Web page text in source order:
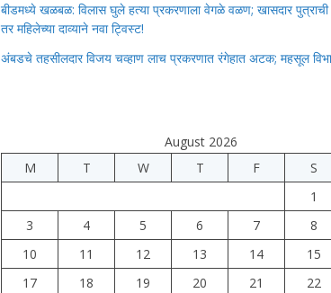
बीडमध्ये खळबळ: विलास घुले हत्या प्रकरणाला वेगळे वळण; खासदार
तर महिलेच्या दाव्याने नवा ट्विस्ट!
अंबडचे तहसीलदार विजय चव्हाण लाच प्रकरणात रंगेहात अटक; महसूल
August 2026
M
T W T F S
1
3
4 5 6 7 8
10
11 12 13 14 15
17
18 19 20 21 22